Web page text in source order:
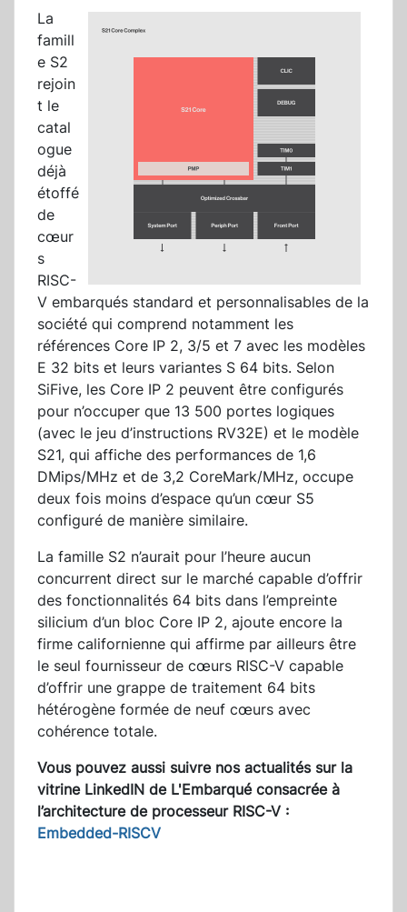
La
famill
e S2
rejoin
t le
catal
ogue
déjà
étoffé
de
cœur
s
RISC-
V embarqués standard et personnalisables de la
société qui comprend notamment les
références Core IP 2, 3/5 et 7 avec les modèles
E 32 bits et leurs variantes S 64 bits. Selon
SiFive, les Core IP 2 peuvent être configurés
pour n’occuper que 13 500 portes logiques
(avec le jeu d’instructions RV32E) et le modèle
S21, qui affiche des performances de 1,6
DMips/MHz et de 3,2 CoreMark/MHz, occupe
deux fois moins d’espace qu’un cœur S5
configuré de manière similaire.
La famille S2 n’aurait pour l’heure aucun
concurrent direct sur le marché capable d’offrir
des fonctionnalités 64 bits dans l’empreinte
silicium d’un bloc Core IP 2, ajoute encore la
firme californienne qui affirme par ailleurs être
le seul fournisseur de cœurs RISC-V capable
d’offrir une grappe de traitement 64 bits
hétérogène formée de neuf cœurs avec
cohérence totale.
Vous pouvez aussi suivre nos actualités sur la
vitrine LinkedIN de L'Embarqué consacrée à
l’architecture de processeur RISC-V :
Embedded-RISCV